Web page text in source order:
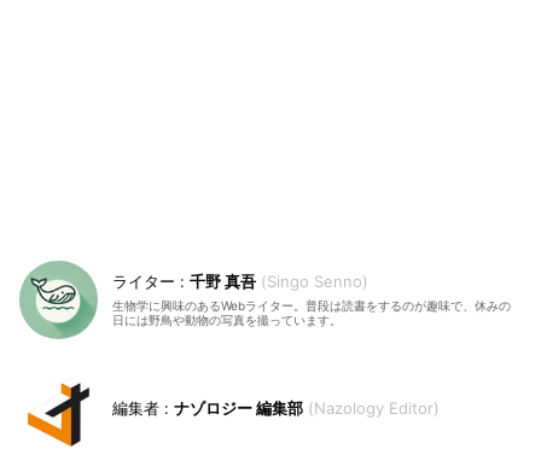
千野 真吾 Singo Senno
生物学に興味のあるWebライター。普段は読書をするのが趣味で、休みの
日には野鳥や動物の写真を撮っています。
ナゾロジー 編集部 Nazology Editor